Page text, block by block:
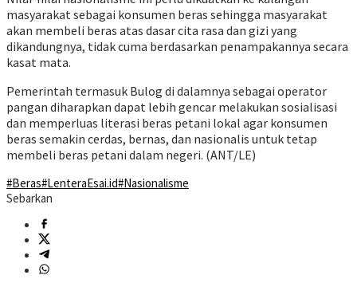
masyarakat sebagai konsumen beras sehingga masyarakat
akan membeli beras atas dasar cita rasa dan gizi yang
dikandungnya, tidak cuma berdasarkan penampakannya secara
kasat mata.
Pemerintah termasuk Bulog di dalamnya sebagai operator
pangan diharapkan dapat lebih gencar melakukan sosialisasi
dan memperluas literasi beras petani lokal agar konsumen
beras semakin cerdas, bernas, dan nasionalis untuk tetap
membeli beras petani dalam negeri. (ANT/LE)
#Beras#LenteraEsai.id#Nasionalisme
Sebarkan